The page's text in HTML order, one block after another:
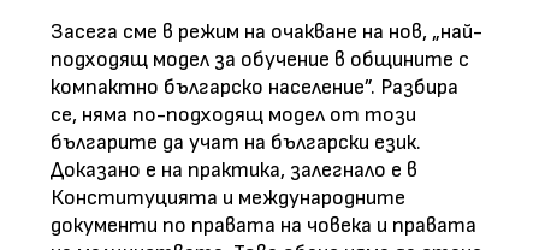
Засега сме в режим на очакване на нов, „най-
подходящ модел за обучение в общините с
компактно българско население”. Разбира
се, няма по-подходящ модел от този
българите да учат на български език.
Доказано е на практика, залегнало е в
Конституцията и международните
документи по правата на човека и правата